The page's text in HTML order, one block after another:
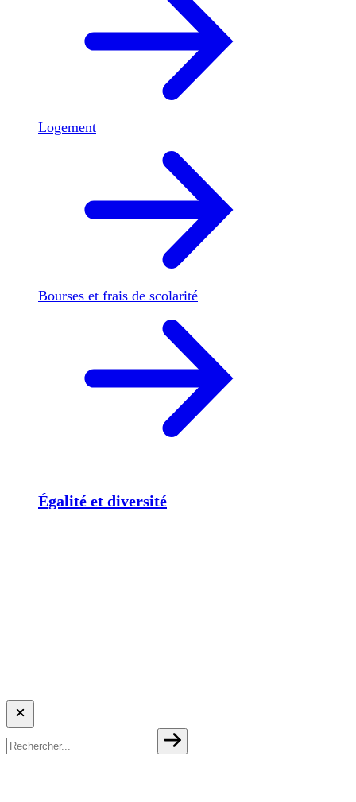
Logement
Bourses et frais de scolarité
Égalité et diversité